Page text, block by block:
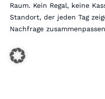
Raum. Kein Regal, keine
Standort, der jeden Tag
Nachfrage